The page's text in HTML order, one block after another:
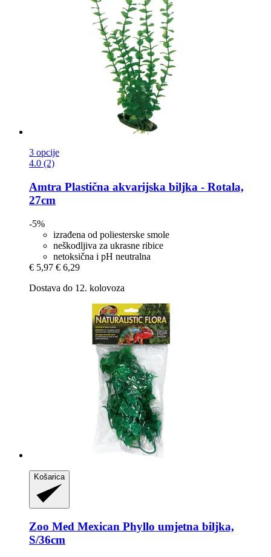
3 opcije
4.0 (2)
Amtra Plastična akvarijska biljka -​ Rotala,
27cm
-5%
izrađena od poliesterske smole
neškodljiva za ukrasne ribice
netoksična i pH neutralna
€ 5,97 € 6,29
Dostava do 12. kolovoza
Košarica
Zoo Med Mexican Phyllo umjetna biljka,
S/36cm